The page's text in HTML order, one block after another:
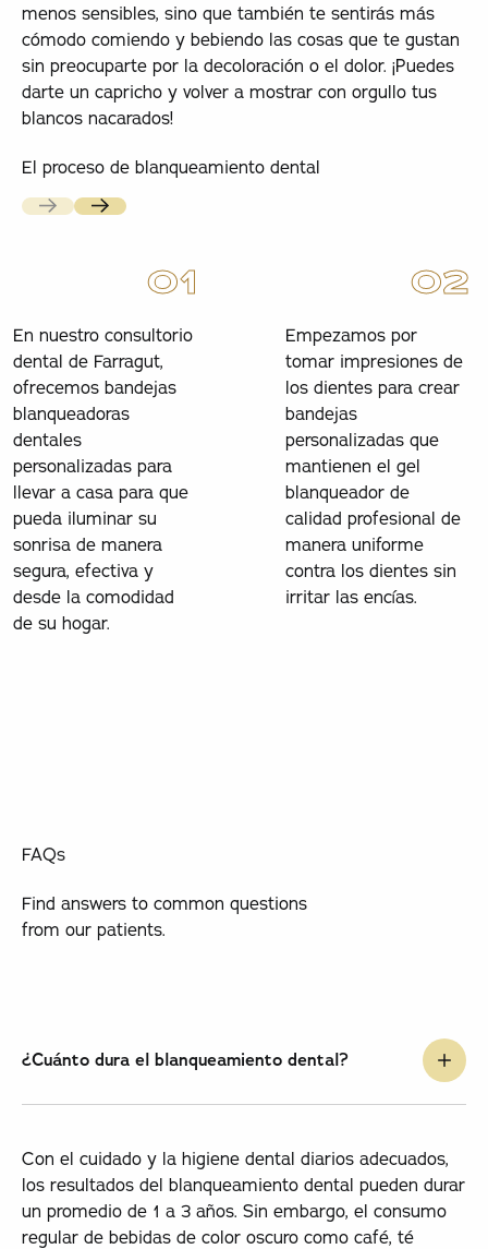
menos sensibles, sino que también te sentirás más
cómodo comiendo y bebiendo las cosas que te gustan
sin preocuparte por la decoloración o el dolor. ¡Puedes
darte un capricho y volver a mostrar con orgullo tus
blancos nacarados!
El proceso de blanqueamiento dental
PreviousPróxima
01
En nuestro consultorio
dental de Farragut,
ofrecemos bandejas
blanqueadoras
dentales
personalizadas para
llevar a casa para que
pueda iluminar su
sonrisa de manera
segura, efectiva y
desde la comodidad
de su hogar.
02
Empezamos por
tomar impresiones de
los dientes para crear
bandejas
personalizadas que
mantienen el gel
blanqueador de
calidad profesional de
manera uniforme
contra los dientes sin
irritar las encías.
FAQs
Find answers to common questions
from our patients.
¿Cuánto dura el blanqueamiento dental?
Con el cuidado y la higiene dental diarios adecuados,
los resultados del blanqueamiento dental pueden durar
un promedio de 1 a 3 años. Sin embargo, el consumo
regular de bebidas de color oscuro como café, té